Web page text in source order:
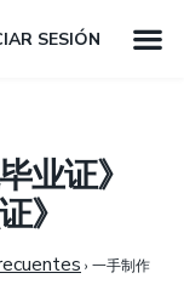
SESIÓN
业证》
》
› 一手制作